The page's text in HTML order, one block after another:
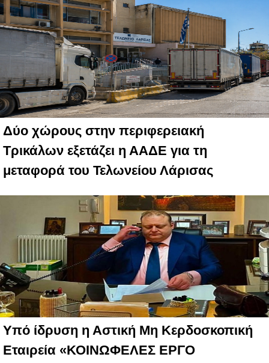
Δύο χώρους στην περιφερειακή
Τρικάλων εξετάζει η ΑΑΔΕ για τη
μεταφορά του Τελωνείου Λάρισας
Υπό ίδρυση η Αστική Μη Κερδοσκοπική
Εταιρεία «ΚΟΙΝΩΦΕΛΕΣ ΕΡΓΟ